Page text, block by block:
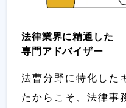
法律業界に精通した
専門アドバイザー
法曹分野に特化した
たからこそ、法律事